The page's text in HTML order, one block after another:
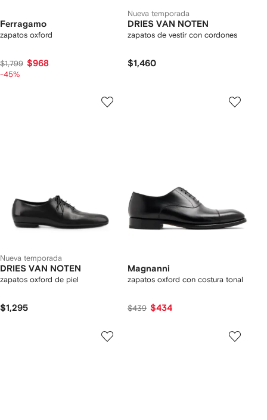
Ferragamo
zapatos oxford
$1,799 $968
-45%
Nueva temporada
DRIES VAN NOTEN
zapatos de vestir con cordones
$1,460
Nueva temporada
DRIES VAN NOTEN
zapatos oxford de piel
$1,295
Magnanni
zapatos oxford con costura tonal
$439 $434